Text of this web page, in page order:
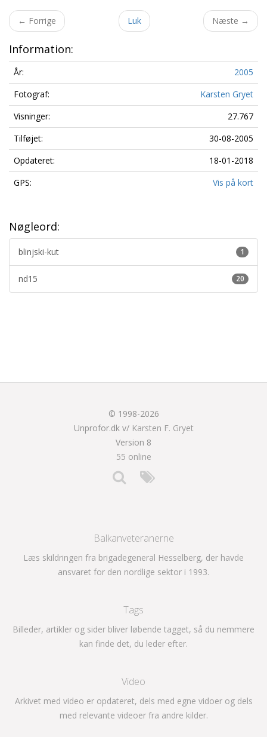
← Forrige Luk Næste →
Information:
År:
2005
Fotograf:
Karsten Gryet
Visninger:
27.767
Tilføjet:
30-08-2005
Opdateret:
18-01-2018
GPS:
Vis på kort
Nøgleord:
1
blinjski-kut
20
nd15
© 1998-2026
Unprofor.dk v/ Karsten F. Gryet
Version 8
55 online
Balkanveteranerne
Læs skildringen fra brigadegeneral Hesselberg, der havde
ansvaret for den nordlige sektor i 1993.
Tags
Billeder, artikler og sider bliver løbende tagget, så du nemmere
kan finde det, du leder efter.
Video
Arkivet med video er opdateret, dels med egne vidoer og dels
med relevante videoer fra andre kilder.